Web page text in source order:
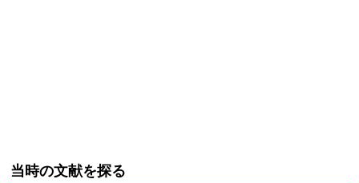
当時の文献を探る